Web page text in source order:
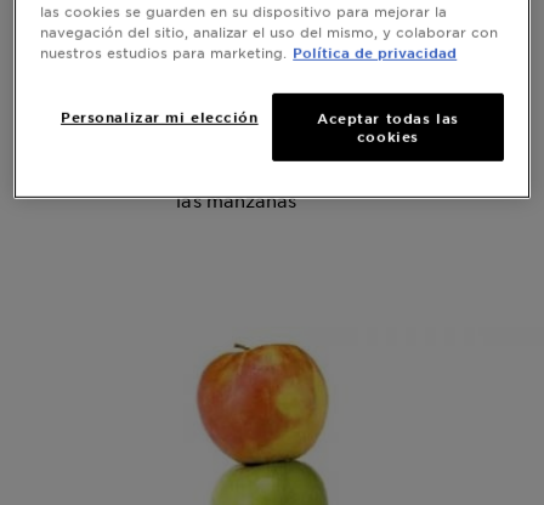
Todo lo que
necesitas saber
sobre la manzana
las manzanas
las cookies se guarden en su dispositivo para mejorar la
navegación del sitio, analizar el uso del mismo, y colaborar con
nuestros estudios para marketing.
Política de privacidad
Personalizar mi elección
Aceptar todas las
cookies